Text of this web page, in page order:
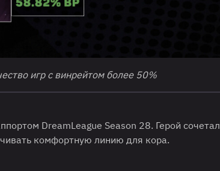
игр с винрейтом более 50%
DreamLeague Season 28. Герой сочетал
комфортную линию для кора.